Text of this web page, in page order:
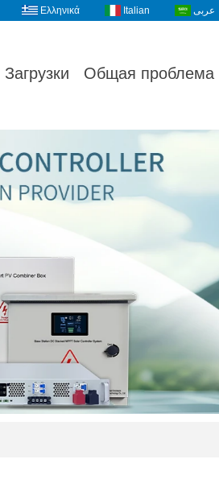
Ελληνικά Italian عربى
Загрузки Общая проблема